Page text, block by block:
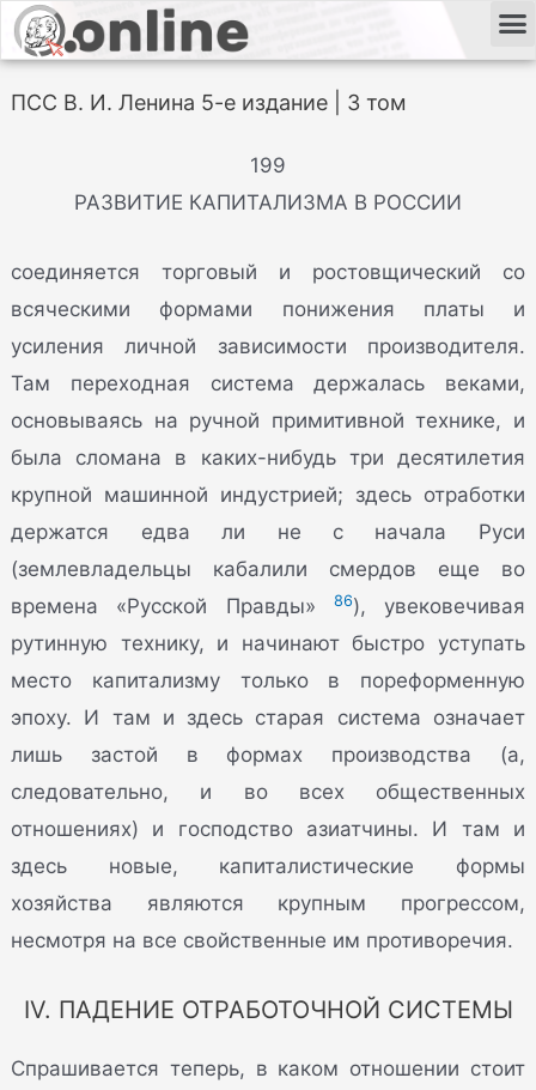
ПСС В. И. Ленина 5-е издание | 3 том
199
РАЗВИТИЕ КАПИТАЛИЗМА В РОССИИ
соединяется торговый и ростовщический со
всяческими формами понижения платы и
усиления личной зависимости производителя.
Там переходная система держалась веками,
основываясь на ручной примитивной технике, и
была сломана в каких-нибудь три десятилетия
крупной машинной индустрией; здесь отработки
держатся едва ли не с начала Руси
(землевладельцы кабалили смердов еще во
времена «Русской Правды»
86), увековечивая
рутинную технику, и начинают быстро уступать
место капитализму только в пореформенную
эпоху. И там и здесь старая система означает
лишь застой в формах производства (а,
следовательно, и во всех общественных
отношениях) и господство азиатчины. И там и
здесь новые, капиталистические формы
хозяйства являются крупным прогрессом,
несмотря на все свойственные им противоречия.
IV. ПАДЕНИЕ ОТРАБОТОЧНОЙ СИСТЕМЫ
Спрашивается теперь, в каком отношении стоит